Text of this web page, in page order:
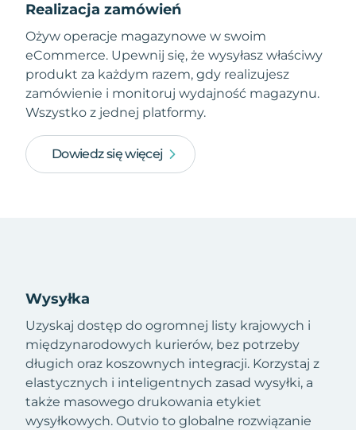
Realizacja zamówień
Ożyw operacje magazynowe w swoim
eCommerce. Upewnij się, że wysyłasz właściwy
produkt za każdym razem, gdy realizujesz
zamówienie i monitoruj wydajność magazynu.
Wszystko z jednej platformy.
Dowiedz się więcej
Wysyłka
Uzyskaj dostęp do ogromnej listy krajowych i
międzynarodowych kurierów, bez potrzeby
długich oraz koszownych integracji. Korzystaj z
elastycznych i inteligentnych zasad wysyłki, a
także masowego drukowania etykiet
wysyłkowych. Outvio to globalne rozwiązanie